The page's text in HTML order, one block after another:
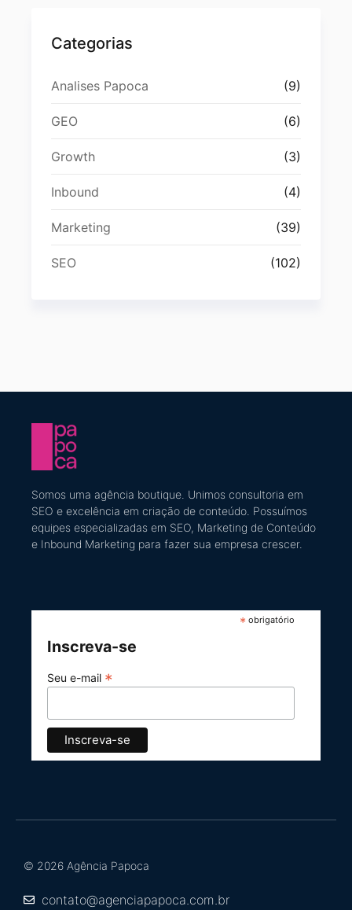
Categorias
Analises Papoca (9)
GEO (6)
Growth (3)
Inbound (4)
Marketing (39)
SEO (102)
Somos uma agência boutique. Unimos consultoria em
SEO e excelência em criação de conteúdo ​. Possuímos
equipes especializadas em SEO, Marketing de Conteúdo
e Inbound Marketing para fazer sua empresa crescer.
* obrigatório
Inscreva-se
Seu e-mail *
© 2026 Agência Papoca
contato@agenciapapoca.com.br